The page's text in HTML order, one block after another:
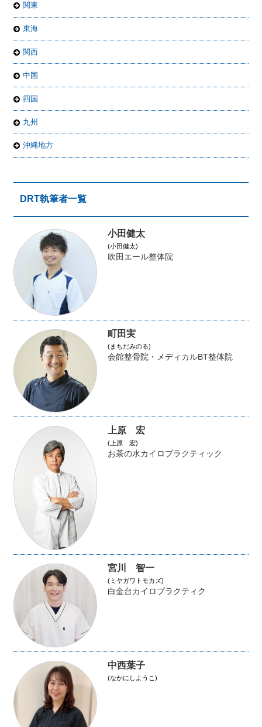
関東
東海
関西
中国
四国
九州
沖縄地方
DRT執筆者一覧
小田健太
(小田健太)
吹田エール整体院
町田実
(まちだみのる)
会館整骨院・メディカルBT整体院
上原 宏
(上原 宏)
お茶の水カイロプラクティック
宮川 智一
(ミヤガワトモカズ)
白金台カイロプラクティク
中西葉子
(なかにしようこ)